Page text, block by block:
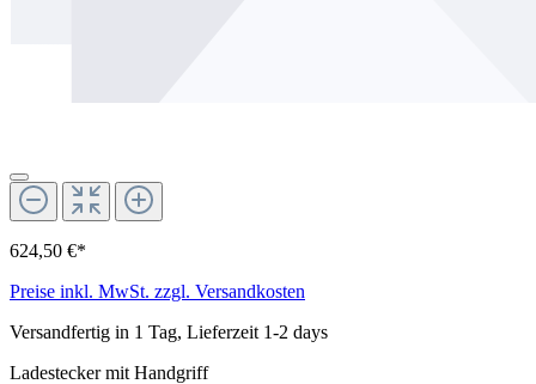
624,50 €*
Preise inkl. MwSt. zzgl. Versandkosten
Versandfertig in 1 Tag, Lieferzeit 1-2 days
Ladestecker mit Handgriff